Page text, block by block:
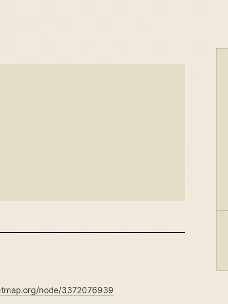
node/3372076939